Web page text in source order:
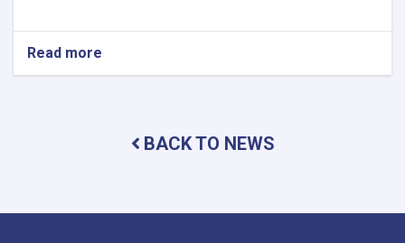
Read more
DAB
MeetingBACK TO NEWS